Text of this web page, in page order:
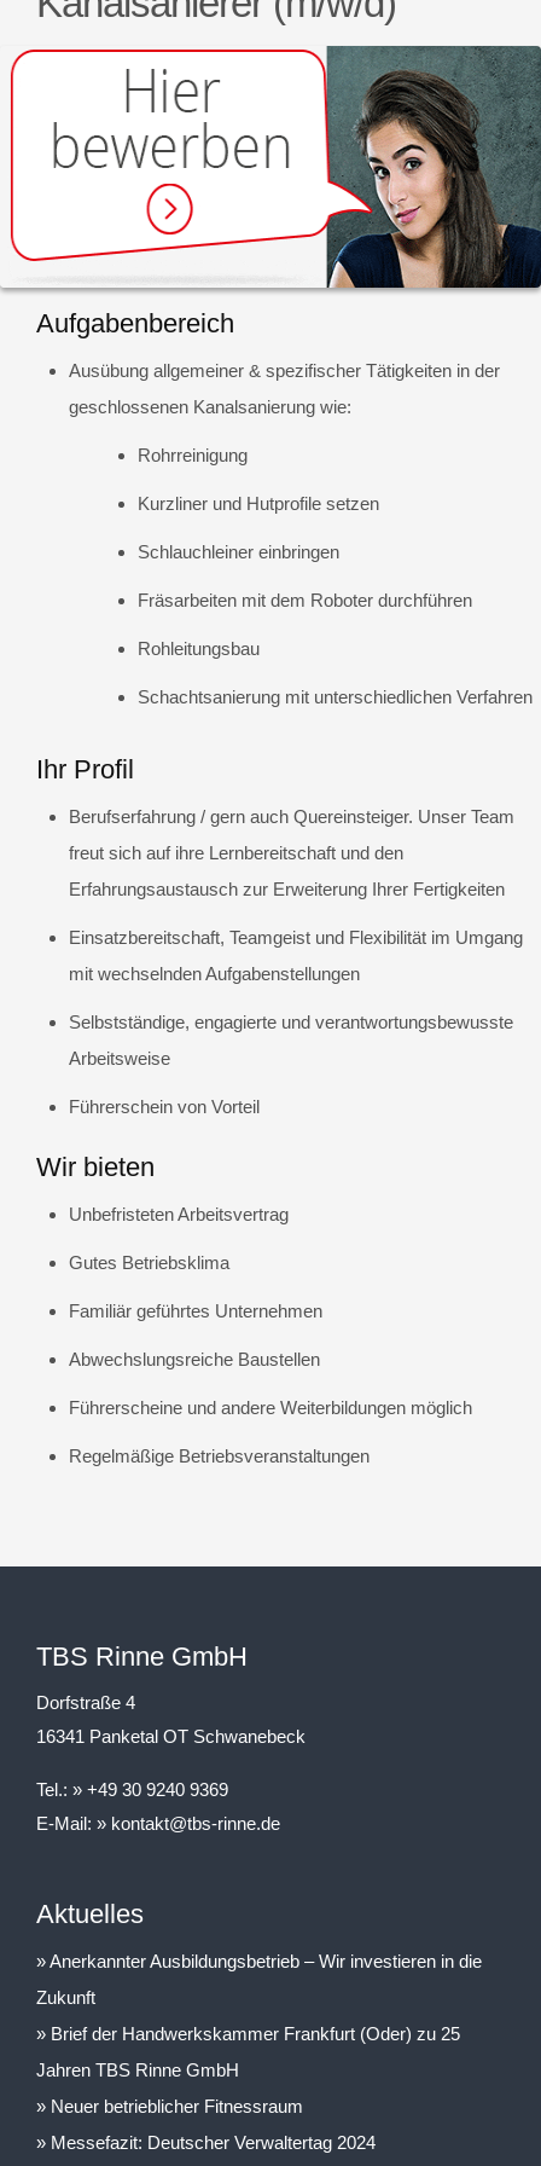
Aufgabenbereich
Ausübung allgemeiner & spezifischer Tätigkeiten in der
geschlossenen Kanalsanierung wie:
Rohrreinigung
Kurzliner und Hutprofile setzen
Schlauchleiner einbringen
Fräsarbeiten mit dem Roboter durchführen
Rohleitungsbau
Schachtsanierung mit unterschiedlichen Verfahren
Ihr Profil
Berufserfahrung / gern auch Quereinsteiger. Unser Team
freut sich auf ihre Lernbereitschaft und den
Erfahrungsaustausch zur Erweiterung Ihrer Fertigkeiten
Einsatzbereitschaft, Teamgeist und Flexibilität im Umgang
mit wechselnden Aufgabenstellungen
Selbstständige, engagierte und verantwortungsbewusste
Arbeitsweise
Führerschein von Vorteil
Wir bieten
Unbefristeten Arbeitsvertrag
Gutes Betriebsklima
Familiär geführtes Unternehmen
Abwechslungsreiche Baustellen
Führerscheine und andere Weiterbildungen möglich
Regelmäßige Betriebsveranstaltungen
TBS Rinne GmbH
Dorfstraße 4
16341 Panketal OT Schwanebeck
Tel.:
+49 30 9240 9369
E-Mail:
kontakt@tbs-rinne.de
Aktuelles
Anerkannter Ausbildungsbetrieb – Wir investieren in die
Zukunft
Brief der Handwerkskammer Frankfurt (Oder) zu 25
Jahren TBS Rinne GmbH
Neuer betrieblicher Fitnessraum
Messefazit: Deutscher Verwaltertag 2024